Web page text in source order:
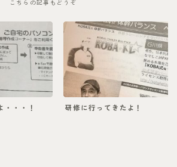
こちらの記事もどうぞ
・・・！
研修に行ってきたよ！